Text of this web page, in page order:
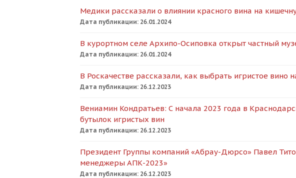
Медики рассказали о влиянии красного вина на
Дата публикации: 26.01.2024
В курортном селе Архипо-Осиповка открыт частный
Дата публикации: 26.01.2024
В Роскачестве рассказали, как выбрать игристое вино
Дата публикации: 26.12.2023
Вениамин Кондратьев: С начала 2023 года в
бутылок игристых вин
Дата публикации: 26.12.2023
Президент Группы компаний «Абрау-Дюрсо» Павел
менеджеры АПК-2023»
Дата публикации: 26.12.2023